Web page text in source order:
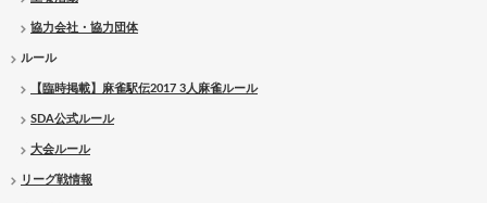
協力会社・協力団体
ルール
【臨時掲載】麻雀駅伝2017 3人麻雀ルール
SDA公式ルール
大会ルール
リーグ戦情報